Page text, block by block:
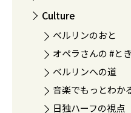
Culture
ベルリンのおと
オペラさんの #と
ベルリンへの道
音楽でもっとわか
日独ハーフの視点